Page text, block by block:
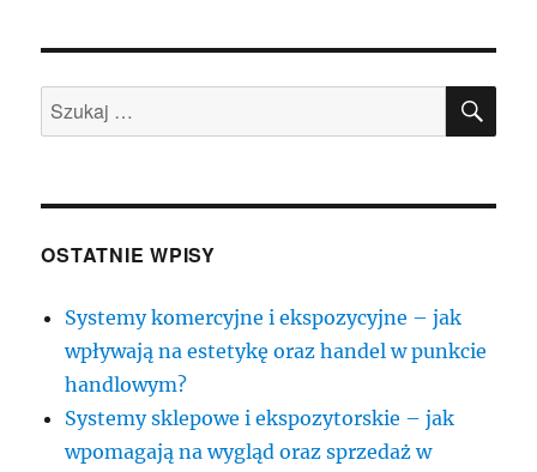
Szukaj:
OSTATNIE WPISY
Systemy komercyjne i ekspozycyjne – jak
wpływają na estetykę oraz handel w punkcie
handlowym?
Systemy sklepowe i ekspozytorskie – jak
wpomagają na wygląd oraz sprzedaż w